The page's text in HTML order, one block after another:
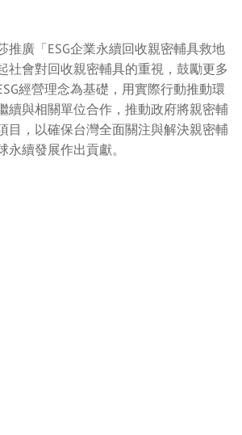
推廣「ESG企業永續回收親密輔具救地
社會對回收親密輔具的重視，鼓勵更多
經營理念為基礎，用實際行動推動環
續與相關單位合作，推動政府將親密輔
目，以確保台灣全面關注與解決親密輔
續發展作出貢獻。